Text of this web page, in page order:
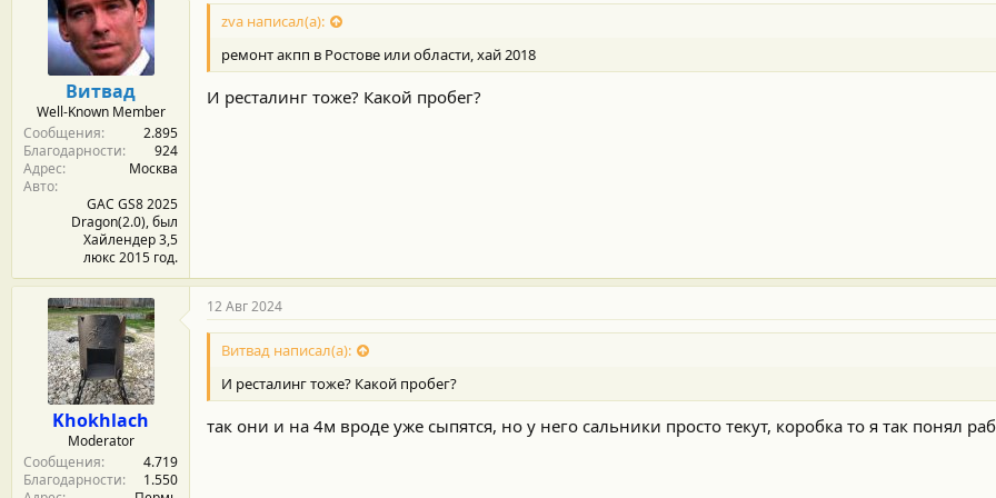
Витвад
Well-Known Member
Сообщения
2.895
Благодарности
924
Адрес
Москва
Авто
GAC GS8 2025
Dragon(2.0), был
Хайлендер 3,5
люкс 2015 год.
zva написал(а):
ремонт акпп в Ростове или области, хай 2018
И ресталинг тоже? Какой пробег?
Khokhlach
Moderator
Сообщения
4.719
Благодарности
1.550
12 Авг 2024
Витвад написал(а):
И ресталинг тоже? Какой пробег?
так они и на 4м вроде уже сыпятся, но у него сальники просто текут, коробка то я так понял